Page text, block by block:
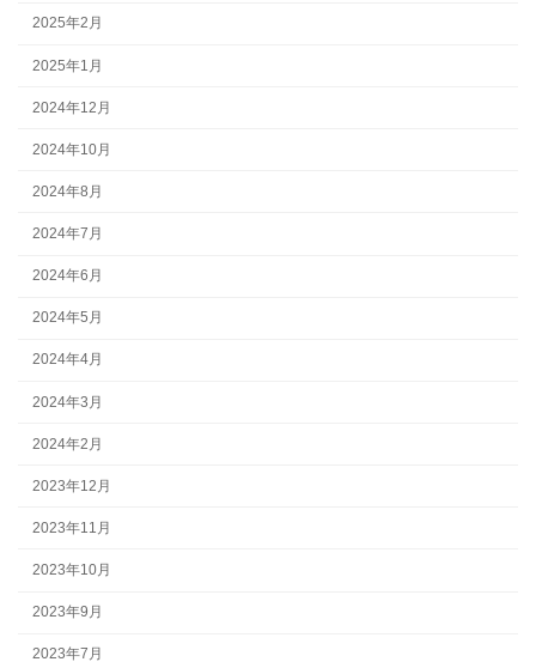
2025年2月
2025年1月
2024年12月
2024年10月
2024年8月
2024年7月
2024年6月
2024年5月
2024年4月
2024年3月
2024年2月
2023年12月
2023年11月
2023年10月
2023年9月
2023年7月